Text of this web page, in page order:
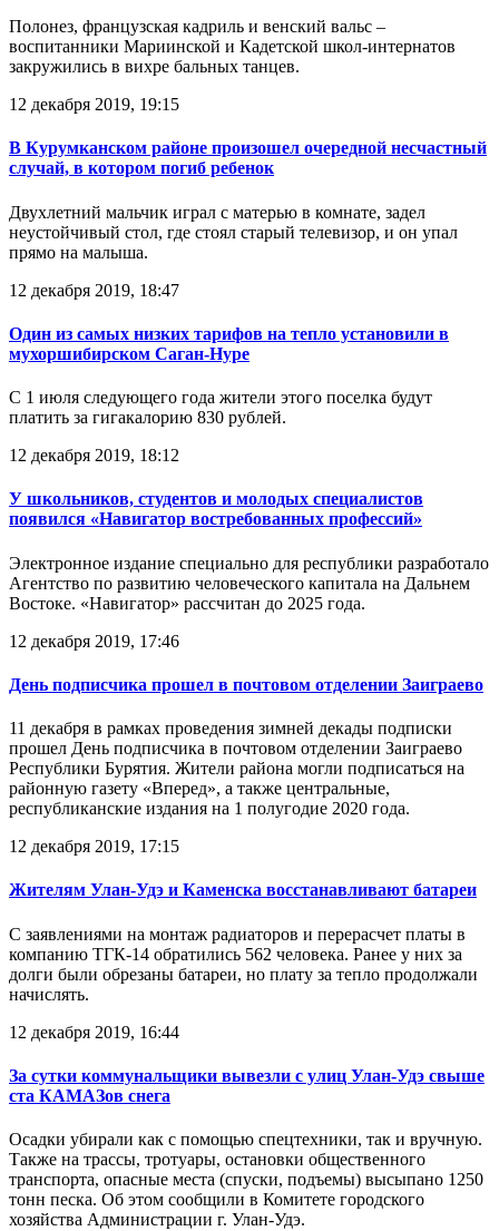
Полонез, французская кадриль и венский вальс –
воспитанники Мариинской и Кадетской школ-интернатов
закружились в вихре бальных танцев.
12 декабря 2019, 19:15
В Курумканском районе произошел очередной несчастный
случай, в котором погиб ребенок
Двухлетний мальчик играл с матерью в комнате, задел
неустойчивый стол, где стоял старый телевизор, и он упал
прямо на малыша.
12 декабря 2019, 18:47
Один из самых низких тарифов на тепло установили в
мухоршибирском Саган-Нуре
С 1 июля следующего года жители этого поселка будут
платить за гигакалорию 830 рублей.
12 декабря 2019, 18:12
У школьников, студентов и молодых специалистов
появился «Навигатор востребованных профессий»
Электронное издание специально для республики разработало
Агентство по развитию человеческого капитала на Дальнем
Востоке. «Навигатор» рассчитан до 2025 года.
12 декабря 2019, 17:46
День подписчика прошел в почтовом отделении Заиграево
11 декабря в рамках проведения зимней декады подписки
прошел День подписчика в почтовом отделении Заиграево
Республики Бурятия. Жители района могли подписаться на
районную газету «Вперед», а также центральные,
республиканские издания на 1 полугодие 2020 года.
12 декабря 2019, 17:15
Жителям Улан-Удэ и Каменска восстанавливают батареи
С заявлениями на монтаж радиаторов и перерасчет платы в
компанию ТГК-14 обратились 562 человека. Ранее у них за
долги были обрезаны батареи, но плату за тепло продолжали
начислять.
12 декабря 2019, 16:44
За сутки коммунальщики вывезли с улиц Улан-Удэ свыше
ста КАМАЗов снега
Осадки убирали как с помощью спецтехники, так и вручную.
Также на трассы, тротуары, остановки общественного
транспорта, опасные места (спуски, подъемы) высыпано 1250
тонн песка. Об этом сообщили в Комитете городского
хозяйства Администрации г. Улан-Удэ.